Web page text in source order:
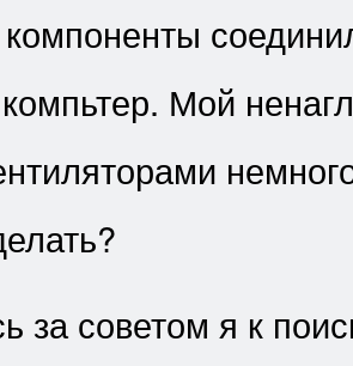
Мой
за советом я к